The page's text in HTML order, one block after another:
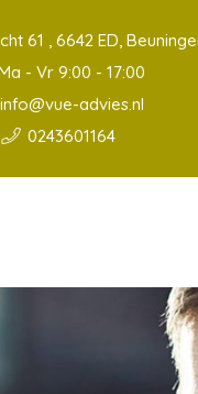
61 , 6642 ED,
- Vr 9:00 - 17:00
info@vue-advies.nl
0243601164